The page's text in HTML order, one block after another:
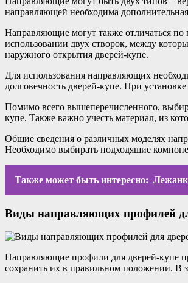
направляющей необходима
Направляющие могут также отличаться
использовании двух створок, между
наружного открытия дверей-купе.
Для использования направляющих
долговечность дверей-купе. При
Помимо всего вышеперечисленного,
купе. Также важно учесть материал, из
Общие сведения о различных моделях
Необходимо выбирать подходящие
Также может быть интересно:
Виды направляющих профилей
Направляющие профили для дверей-купе
сохранить их в правильном положении. В